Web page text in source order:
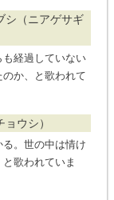
シ（ニアゲサギ
経過していない
か、と歌われて
ウシ）
。世の中は情け
歌われていま